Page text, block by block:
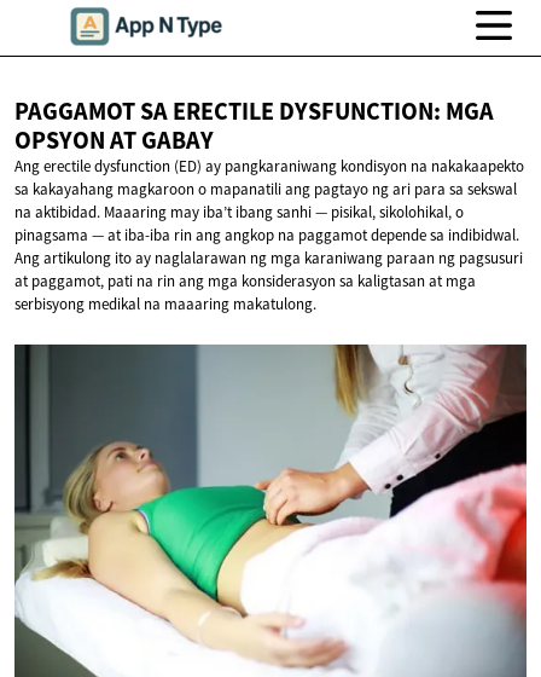
PAGGAMOT SA ERECTILE DYSFUNCTION: MGA
OPSYONAT GABAY
Ang erectile dysfunction (ED) ay pangkaraniwang kondisyon na nakakaapekto
sa kakayahang magkaroon o mapanatili ang pagtayo ng ari para sa sekswal
na aktibidad. Maaaring may iba’t ibang sanhi — pisikal, sikolohikal, o
pinagsama — at iba-iba rin ang angkop na paggamot depende sa indibidwal.
Ang artikulong ito ay naglalarawan ng mga karaniwang paraan ng pagsusuri
at paggamot, pati na rin ang mga konsiderasyon sa kaligtasan at mga
serbisyong medikal na maaaring makatulong.